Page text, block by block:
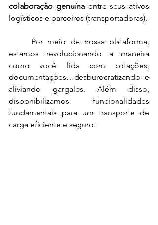
colaboração genuína entre seus ativos
logísticos e parceiros (transportadoras).
estamos revolucionando a maneira
como você lida com cotações,
documentações…desburocratizando e
aliviando gargalos. Além disso,
disponibilizamos funcionalidades
fundamentais para um transporte de
carga eficiente e seguro.